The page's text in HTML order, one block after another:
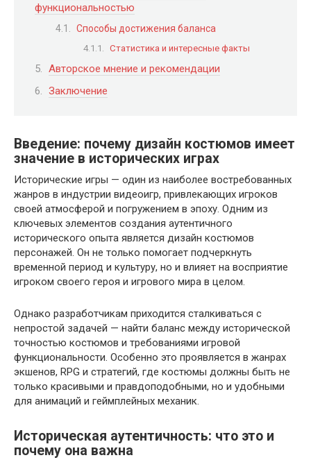
функциональностью
Способы достижения баланса
Статистика и интересные факты
Авторское мнение и рекомендации
Заключение
Введение: почему дизайн костюмов имеет
значение в исторических играх
Исторические игры — один из наиболее востребованных
жанров в индустрии видеоигр, привлекающих игроков
своей атмосферой и погружением в эпоху. Одним из
ключевых элементов создания аутентичного
исторического опыта является дизайн костюмов
персонажей. Он не только помогает подчеркнуть
временной период и культуру, но и влияет на восприятие
игроком своего героя и игрового мира в целом.
Однако разработчикам приходится сталкиваться с
непростой задачей — найти баланс между исторической
точностью костюмов и требованиями игровой
функциональности. Особенно это проявляется в жанрах
экшенов, RPG и стратегий, где костюмы должны быть не
только красивыми и правдоподобными, но и удобными
для анимаций и геймплейных механик.
Историческая аутентичность: что это и
почему она важна